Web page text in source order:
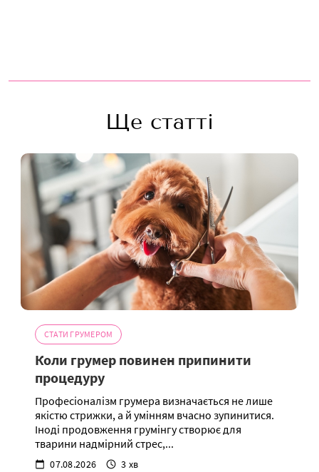
Ще статті
СТАТИ ГРУМЕРОМ
Коли грумер повинен припинити
процедуру
Професіоналізм грумера визначається не лише
якістю стрижки, а й умінням вчасно зупинитися.
Іноді продовження грумінгу створює для
тварини надмірний стрес,...
07.08.2026 3 хв